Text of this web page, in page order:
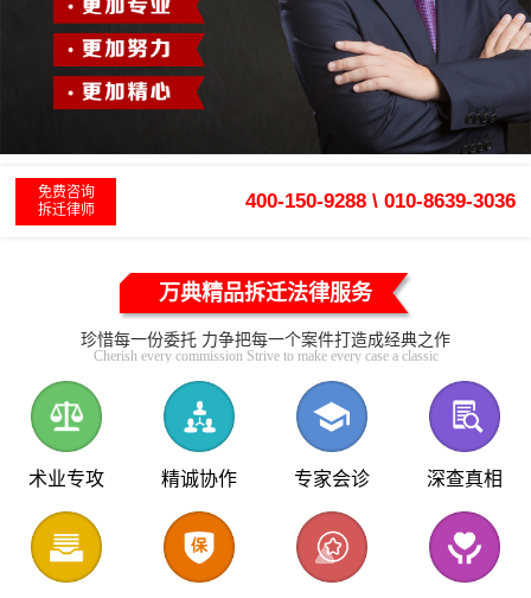
免费咨询
拆迁律师
400-150-9288 \ 010-8639-3036
万典精品拆迁法律服务
珍惜每一份委托 力争把每一个案件打造成经典之作
Cherish every commission Strive to make every case a classic
术业专攻 精诚协作 专家会诊 深查真相